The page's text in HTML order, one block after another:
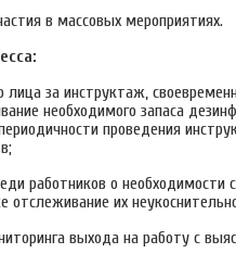
в массовых мероприятиях.
лица за инструктаж,
необходимого запаса
проведения
работников о необходимости
отслеживание их
выхода на работу с